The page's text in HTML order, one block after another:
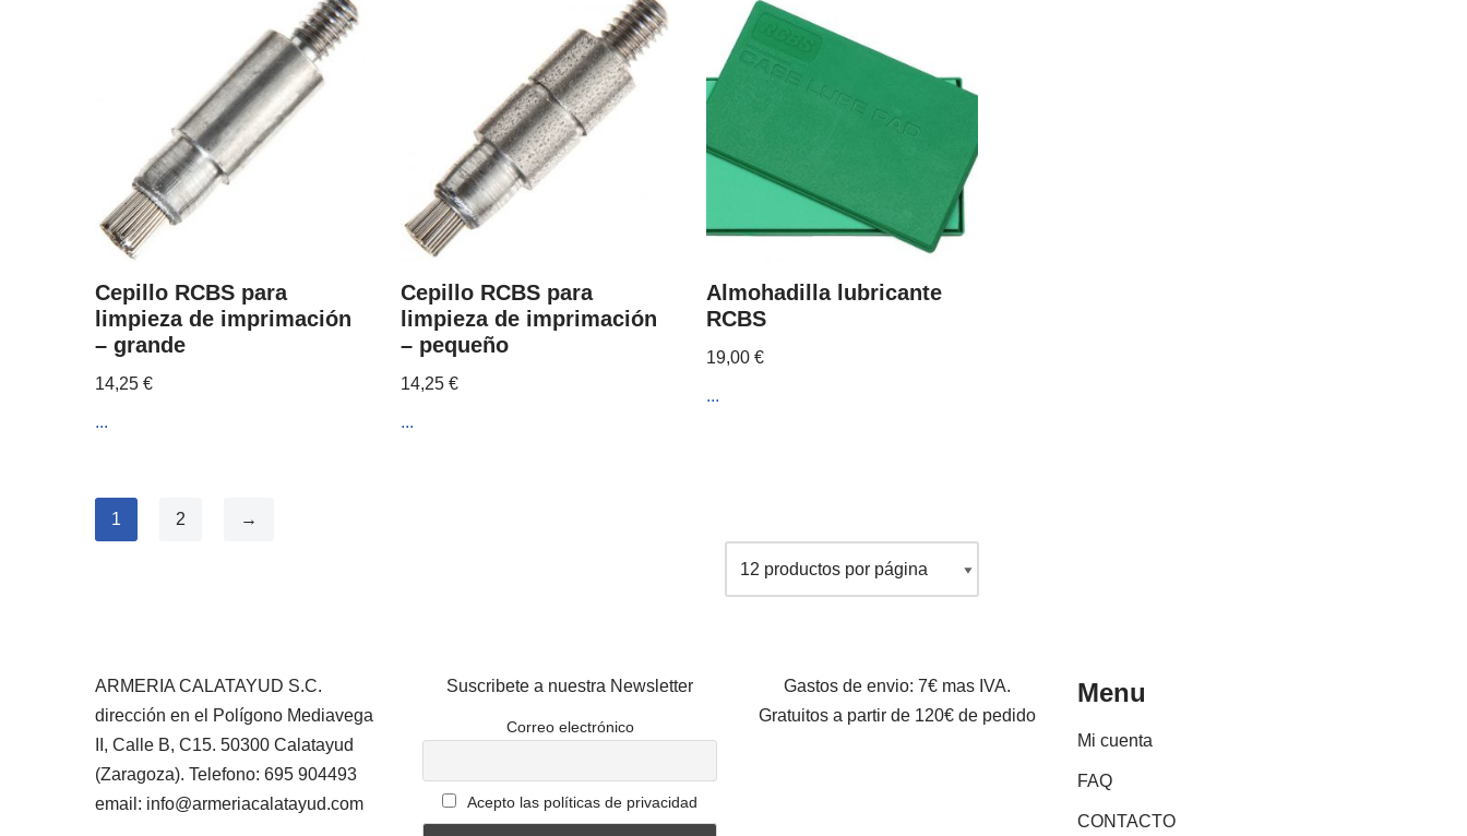
Cepillo RCBS para
limpieza de imprimación
– grande
14,25 €
...
Cepillo RCBS para
limpieza de imprimación
– pequeño
14,25 €
...
Almohadilla lubricante
RCBS
19,00 €
...
1 2 →
ARMERIA CALATAYUD S.C.
dirección en el Polígono Mediavega
II, Calle B, C15. 50300 Calatayud
(Zaragoza). Telefono: 695 904493
email: info@armeriacalatayud.com
Suscribete a nuestra Newsletter
Correo electrónico
Acepto las políticas de privacidad
Gastos de envio: 7€ mas IVA.
Gratuitos a partir de 120€ de pedido
Menu
Mi cuenta
FAQ
CONTACTO